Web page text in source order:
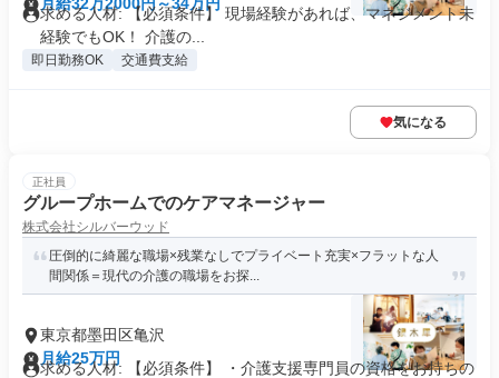
求める人材: 【必須条件】 現場経験があれば、マネジメント未
経験でもOK！ 介護の...
即日勤務OK 交通費支給
気になる
正社員
グループホームでのケアマネージャー
株式会社シルバーウッド
圧倒的に綺麗な職場×残業なしでプライベート充実×フラットな人
間関係＝現代の介護の職場をお探...
東京都墨田区亀沢
月給25万円
求める人材: 【必須条件】 ・介護支援専門員の資格をお持ちの